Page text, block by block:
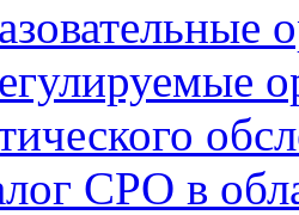
СРО в